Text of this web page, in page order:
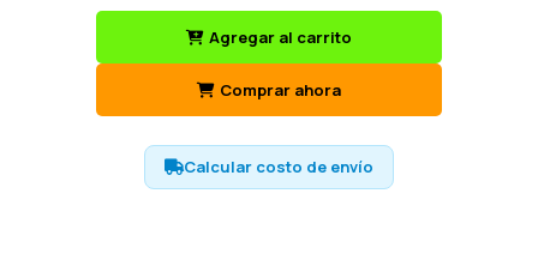
Agregar al carrito
Comprar ahora
Calcular costo de envío